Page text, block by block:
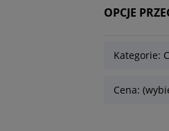
OPCJE
Kategorie:
Cena: